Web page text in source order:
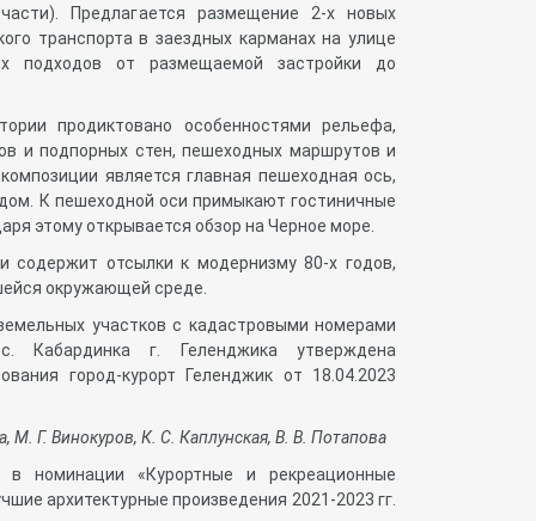
Предлагается размещение 2-х новых
транспорта в заездных карманах на улице
подходов от размещаемой застройки до
продиктовано особенностями рельефа,
и подпорных стен, пешеходных маршрутов и
является главная пешеходная ось,
К пешеходной оси примыкают гостиничные
этому открывается обзор на Черное море.
содержит отсылки к модернизму 80-х годов,
окружающей среде.
участков с кадастровыми номерами
с. Кабардинка г. Геленджика утверждена
город-курорт Геленджик от 18.04.2023
Г. Винокуров, К. С. Каплунская, В. В. Потапова
в номинации «Курортные и рекреационные
архитектурные произведения 2021-2023 гг.